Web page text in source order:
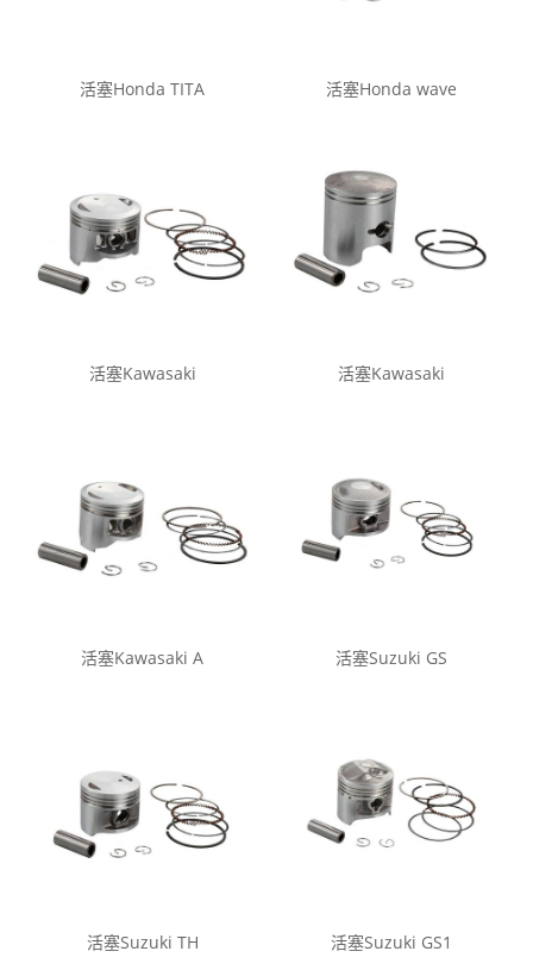
活塞Honda TITA 活塞Honda wave
活塞Kawasaki 活塞Kawasaki
活塞Kawasaki A 活塞Suzuki GS
活塞Suzuki TH 活塞Suzuki GS1